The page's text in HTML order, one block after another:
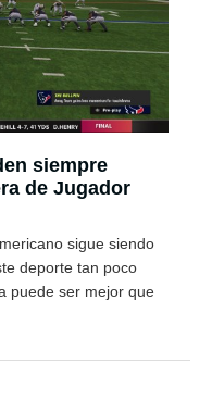
siempre
de Jugador
sigue siendo
deporte tan poco
puede ser mejor que